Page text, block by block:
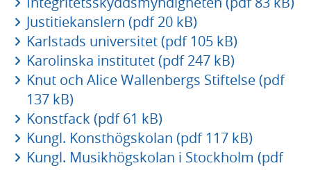
Justitiekanslern (pdf 20 kB)
Karlstads universitet (pdf 105 kB)
Karolinska institutet (pdf 247 kB)
Knut och Alice Wallenbergs Stiftelse (pdf
137 kB)
Konstfack (pdf 61 kB)
Kungl. Konsthögskolan (pdf 117 kB)
Kungl. Musikhögskolan i Stockholm (pdf